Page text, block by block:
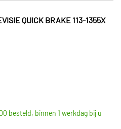
QUICK BRAKE 113-1355X
besteld, binnen 1 werkdag bij u